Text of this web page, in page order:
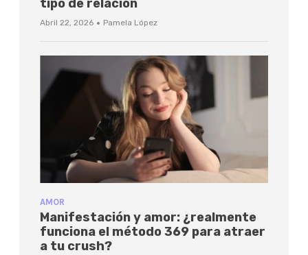
tipo de relación
Abril 22, 2026 · Pamela López
AMOR
Manifestación y amor: ¿realmente
funciona el método 369 para atraer
a tu crush?